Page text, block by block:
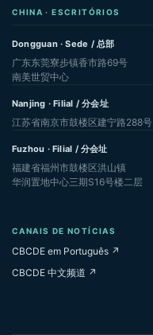
CHINA · ESCRITÓRIOS
Dongguan · Sede / 总部
广东东莞寮步镇香市路69号
南美世贸中心
Nanjing · Filial / 分会址
江苏省南京市鼓楼区建宁路288号
Fuzhou · Filial / 分会址
福建省福州市鼓楼区洪山镇
华润置地中心三期S16号楼二层
CANAIS DE NOTÍCIAS
CBCDE em Português ↗
CBCDE 中文频道 ↗